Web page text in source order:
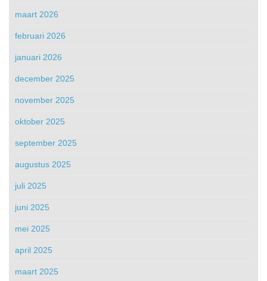
maart 2026
februari 2026
januari 2026
december 2025
november 2025
oktober 2025
september 2025
augustus 2025
juli 2025
juni 2025
mei 2025
april 2025
maart 2025